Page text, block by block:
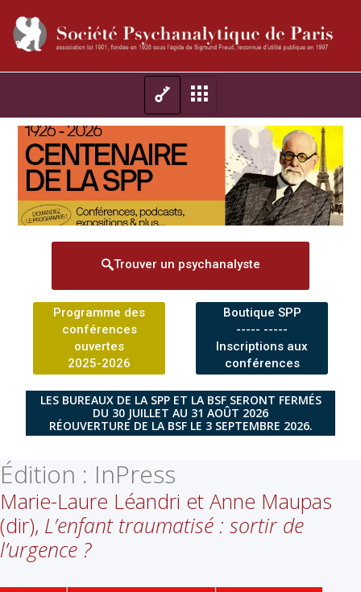
Trouver un psychanalyste
Programme des
conférences
ouvertes
2025-2026
Boutique SPP
----- -----
Inscriptions aux
conférences
LES BUREAUX DE LA SPP ET LA BSF SERONT FERMÉS
DU 30 JUILLET AU 31 AOÛT 2026
RÉOUVERTURE DE LA BSF LE 3 SEPTEMBRE 2026.
Édition : InPress
Marie-Laure Léandri et Anne Maupas
(dir), L’enfant traumatisé : sortir de
l’urgence ?